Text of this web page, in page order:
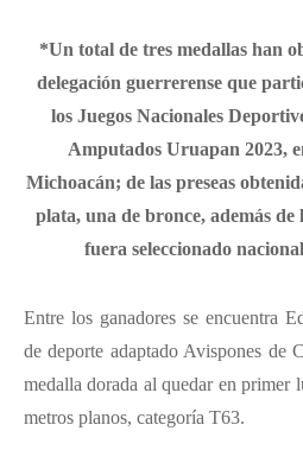
*Un total de tres medallas han
delegación guerrerense que
los Juegos Nacionales
Amputados Uruapan 2023,
Michoacán; de las preseas
plata, una de bronce, además
fuera seleccionado
Entre los ganadores se encuentra
de deporte adaptado Avispones de
medalla dorada al quedar en primer
metros planos, categoría T63.